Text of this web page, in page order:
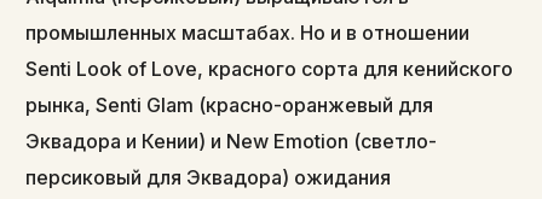
промышленных масштабах. Но и в отношении
Senti Look of Love, красного сорта для кенийского
рынка, Senti Glam (красно-оранжевый для
Эквадора и Кении) и New Emotion (светло-
персиковый для Эквадора) ожидания